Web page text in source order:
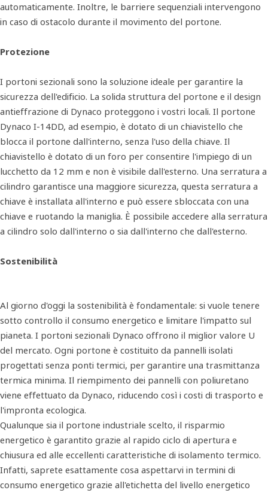
automaticamente. Inoltre, le barriere sequenziali intervengono
in caso di ostacolo durante il movimento del portone.
Protezione
I portoni sezionali sono la soluzione ideale per garantire la
sicurezza dell'edificio. La solida struttura del portone e il design
antieffrazione di Dynaco proteggono i vostri locali. Il portone
Dynaco I-14DD, ad esempio, è dotato di un chiavistello che
blocca il portone dall'interno, senza l'uso della chiave. Il
chiavistello è dotato di un foro per consentire l'impiego di un
lucchetto da 12 mm e non è visibile dall'esterno. Una serratura a
cilindro garantisce una maggiore sicurezza, questa serratura a
chiave è installata all'interno e può essere sbloccata con una
chiave e ruotando la maniglia. È possibile accedere alla serratura
a cilindro solo dall'interno o sia dall'interno che dall'esterno.
Sostenibilità
Al giorno d'oggi la sostenibilità è fondamentale: si vuole tenere
sotto controllo il consumo energetico e limitare l'impatto sul
pianeta. I portoni sezionali Dynaco offrono il miglior valore U
del mercato. Ogni portone è costituito da pannelli isolati
progettati senza ponti termici, per garantire una trasmittanza
termica minima. Il riempimento dei pannelli con poliuretano
viene effettuato da Dynaco, riducendo così i costi di trasporto e
l'impronta ecologica.
Qualunque sia il portone industriale scelto, il risparmio
energetico è garantito grazie al rapido ciclo di apertura e
chiusura ed alle eccellenti caratteristiche di isolamento termico.
Infatti, saprete esattamente cosa aspettarvi in termini di
consumo energetico grazie all'etichetta del livello energetico